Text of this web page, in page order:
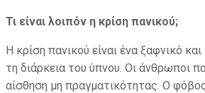
Τι είναι λοιπόν η κρίση πανικού;
Η κρίση πανικού είναι ένα ξαφνικό
τη διάρκεια του ύπνου. Οι άνθρωποι
αίσθηση μη πραγματικότητας. Ο